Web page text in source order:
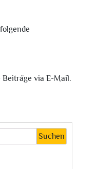
via E-Mail.
Suchen